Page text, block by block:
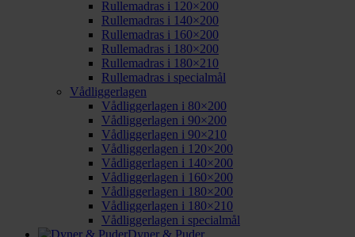
Rullemadras i 120×200
Rullemadras i 140×200
Rullemadras i 160×200
Rullemadras i 180×200
Rullemadras i 180×210
Rullemadras i specialmål
Vådliggerlagen
Vådliggerlagen i 80×200
Vådliggerlagen i 90×200
Vådliggerlagen i 90×210
Vådliggerlagen i 120×200
Vådliggerlagen i 140×200
Vådliggerlagen i 160×200
Vådliggerlagen i 180×200
Vådliggerlagen i 180×210
Vådliggerlagen i specialmål
Dyner & Puder